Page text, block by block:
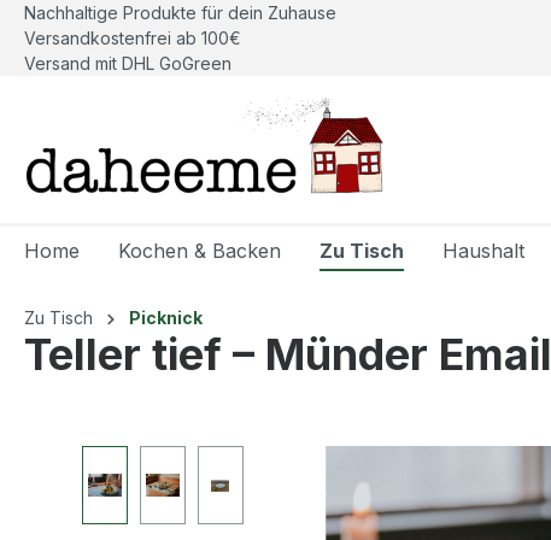
Zur Hauptnavigation springen
Nachhaltige Produkte für dein Zuhause
Versandkostenfrei ab 100€
Versand mit DHL GoGreen
Home Kochen & Backen Zu Tisch Haushalt
Zu Tisch Picknick
Teller tief – Münder Email